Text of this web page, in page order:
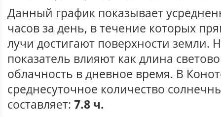
Данный график показывает
часов за день, в течение которых
лучи достигают поверхности земли.
показатель влияют как длина
облачность в дневное время. В
среднесуточное количество
составляет: 7.8 ч.